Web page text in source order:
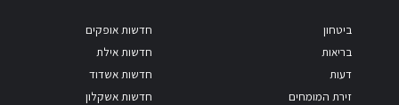
ביטחון
בריאות
דעות
זירת המומחים
חדשות אופקים
חדשות אילת
חדשות אשדוד
חדשות אשקלון